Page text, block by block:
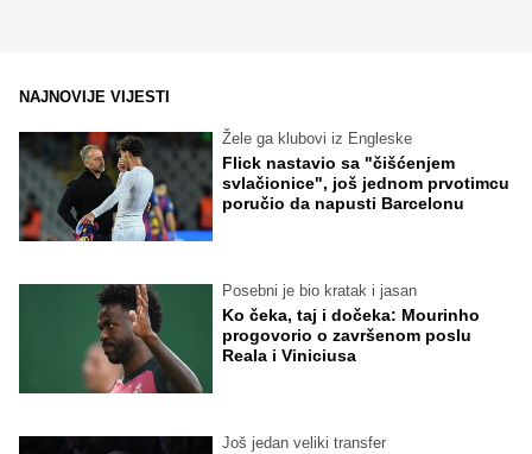
NAJNOVIJE VIJESTI
Žele ga klubovi iz Engleske
Flick nastavio sa "čišćenjem
svlačionice", još jednom prvotimcu
poručio da napusti Barcelonu
Posebni je bio kratak i jasan
Ko čeka, taj i dočeka: Mourinho
progovorio o završenom poslu
Reala i Viniciusa
Još jedan veliki transfer